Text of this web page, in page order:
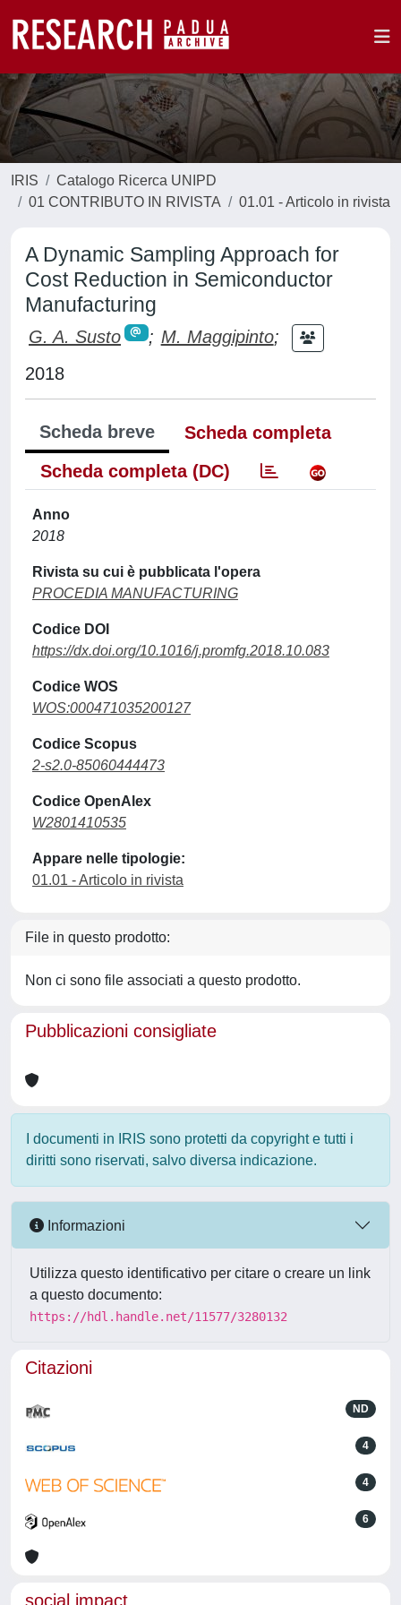
IRIS
Catalogo Ricerca UNIPD
01 CONTRIBUTO IN RIVISTA
01.01 - Articolo in rivista
A Dynamic Sampling Approach for
Cost Reduction in Semiconductor
Manufacturing
G. A. Susto ; M. Maggipinto;
2018
Scheda breve
Scheda completa
Scheda completa (DC)
Anno
2018
Rivista su cui è pubblicata l'opera
PROCEDIA MANUFACTURING
Codice DOI
https://dx.doi.org/10.1016/j.promfg.2018.10.083
Codice WOS
WOS:000471035200127
Codice Scopus
2-s2.0-85060444473
Codice OpenAlex
W2801410535
Appare nelle tipologie:
01.01 - Articolo in rivista
File in questo prodotto:
Non ci sono file associati a questo prodotto.
Pubblicazioni consigliate
I documenti in IRIS sono protetti da copyright e tutti i
diritti sono riservati, salvo diversa indicazione.
Informazioni
Utilizza questo identificativo per citare o creare un link
a questo documento:
https://hdl.handle.net/11577/3280132
Citazioni
ND
4
4
6
social impact